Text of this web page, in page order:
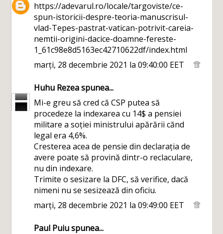
https://adevarul.ro/locale/targoviste/ce-
spun-istoricii-despre-teoria-manuscrisul-
vlad-Tepes-pastrat-vatican-potrivit-careia-
nemtii-origini-dacice-doamne-fereste-
1_61c98e8d5163ec42710622df/index.html
marți, 28 decembrie 2021 la 09:40:00 EET
Huhu Rezeaspunea...
Mi-e greu să cred că CSP putea să
procedeze la indexarea cu 14$ a pensiei
militare a soției ministrului apărării cănd
legal era 4,6%.
Cresterea acea de pensie din declarația de
avere poate să provină dintr-o reclaculare,
nu din indexare.
Trimite o sesizare la DFC, să verifice, dacă
nimeni nu se sesizează din oficiu.
marți, 28 decembrie 2021 la 09:49:00 EET
Paul Puiuspunea...